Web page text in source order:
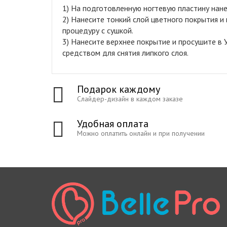
1) На подготовленную ногтевую пластину
2) Нанесите тонкий слой цветного
процедуру с сушкой.
3) Нанесите верхнее покрытие и просушите
средством для снятия липкого слоя.
Подарок каждому
Слайдер-дизайн в каждом заказе
Удобная оплата
Можно оплатить онлайн и при получении